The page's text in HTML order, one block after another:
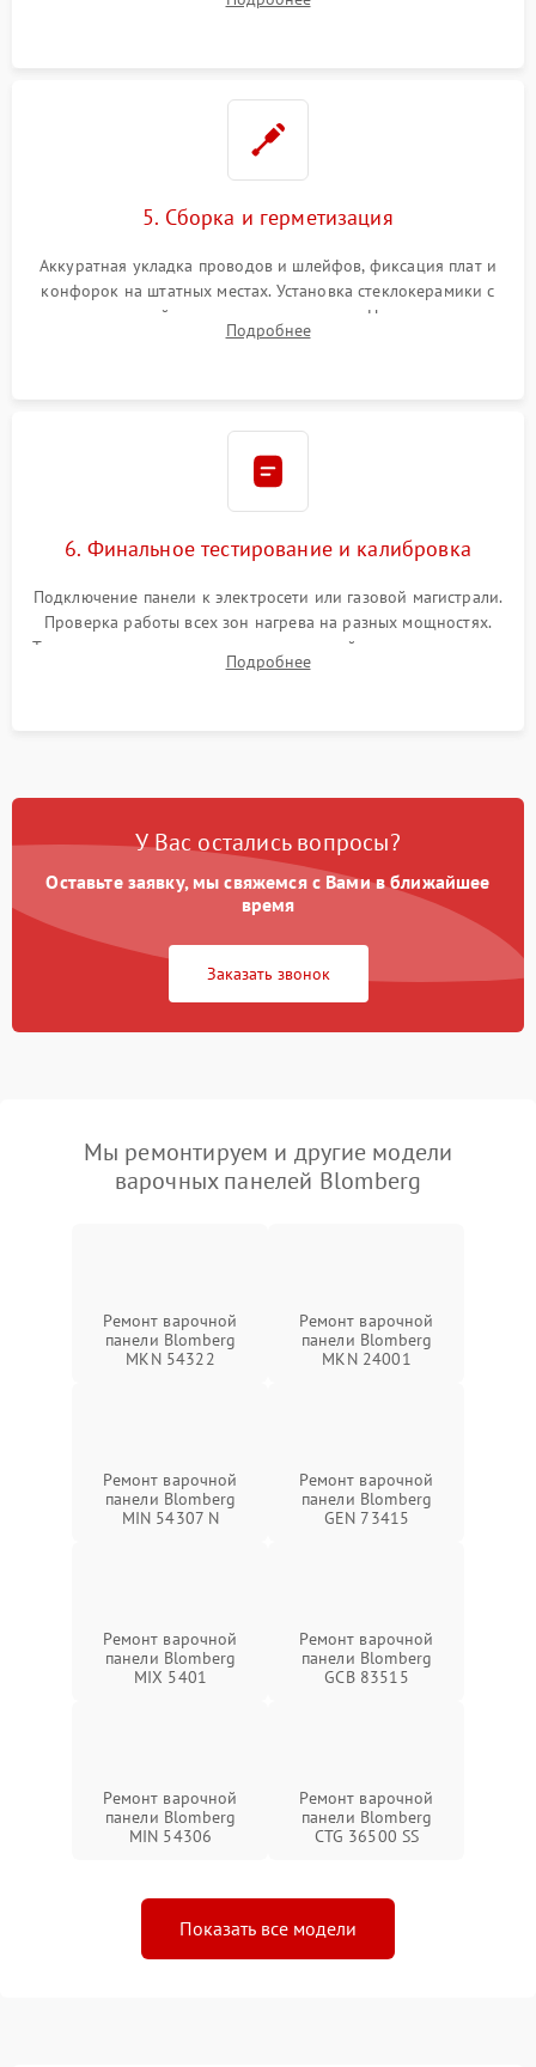
дорожек. Очистка контактов и замена поврежденной
5. Сборка и герметизация
Аккуратная укладка проводов и шлейфов, фиксация плат и
конфорок на штатных местах. Установка стеклокерамики с
проверкой равномерности зазоров. Нанесение
термостойкого герметика или укладка уплотнительной
Подробнее
6. Финальное тестирование и калибровка
Подключение панели к электросети или газовой магистрали.
Проверка работы всех зон нагрева на разных мощностях.
Тестирование сенсорного управления, таймера, индикаторов
остаточного тепла и систем защиты от перегрева.
Подробнее
У Вас остались вопросы?
Оставьте заявку, мы свяжемся с Вами в ближайшее
время
Заказать звонок
Мы ремонтируем и другие модели
варочных панелей Blomberg
Ремонт варочной
панели Blomberg
MKN 54322
Ремонт варочной
панели Blomberg
MKN 24001
Ремонт варочной
панели Blomberg
MIN 54307 N
Ремонт варочной
панели Blomberg
GEN 73415
Ремонт варочной
панели Blomberg
MIX 5401
Ремонт варочной
панели Blomberg
GCB 83515
Ремонт варочной
панели Blomberg
MIN 54306
Ремонт варочной
панели Blomberg
CTG 36500 SS
Показать все модели